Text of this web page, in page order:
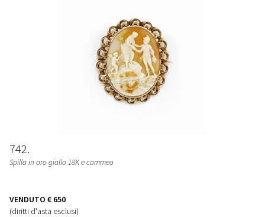
742
Spilla in oro giallo 18K e cammeo
VENDUTO € 650
(diritti d'asta esclusi)